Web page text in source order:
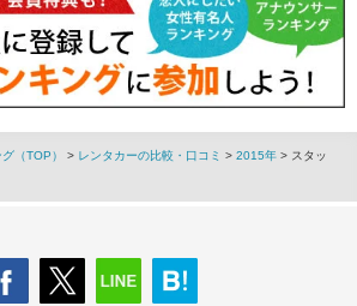
（TOP） > レンタカーの比較・口コミ > 2015年 > スタッ